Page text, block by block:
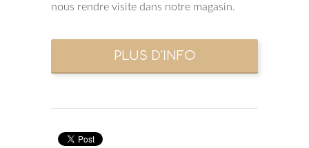
nous rendre visite dans notre magasin.